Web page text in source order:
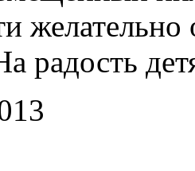
радость